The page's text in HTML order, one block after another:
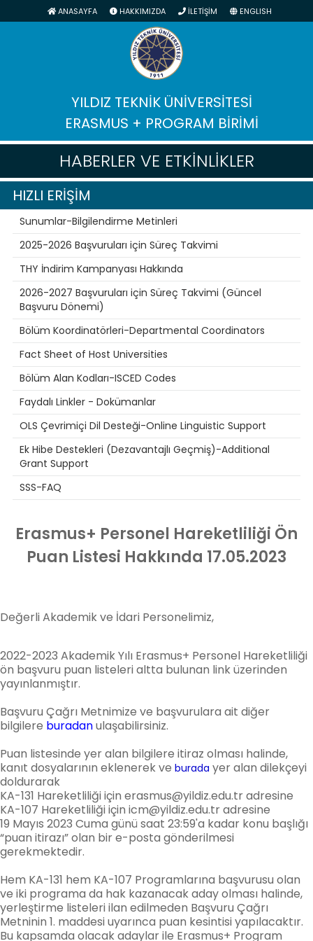
ANASAYFA HAKKIMIZDA İLETİŞİM ENGLISH
YILDIZ TEKNİK ÜNİVERSİTESİ
ERASMUS + PROGRAM BİRİMİ
HABERLER VE ETKİNLİKLER
HIZLI ERİŞİM
Sunumlar-Bilgilendirme Metinleri
2025-2026 Başvuruları için Süreç Takvimi
THY İndirim Kampanyası Hakkında
2026-2027 Başvuruları için Süreç Takvimi (Güncel
Başvuru Dönemi)
Bölüm Koordinatörleri-Departmental Coordinators
Fact Sheet of Host Universities
Bölüm Alan Kodları-ISCED Codes
Faydalı Linkler - Dokümanlar
OLS Çevrimiçi Dil Desteği-Online Linguistic Support
Ek Hibe Destekleri (Dezavantajlı Geçmiş)-Additional
Grant Support
SSS-FAQ
Erasmus+ Personel Hareketliliği Ön
Puan Listesi Hakkında 17.05.2023
Değerli Akademik ve İdari Personelimiz,
2022-2023 Akademik Yılı Erasmus+ Personel Hareketliliği
ön başvuru puan listeleri altta bulunan link üzerinden
yayınlanmıştır.
Başvuru Çağrı Metnimize ve başvurulara ait diğer
bilgilere buradanulaşabilirsiniz.
Puan listesinde yer alan bilgilere itiraz olması halinde,
kanıt dosyalarının eklenerek ve burada yer alan dilekçeyi
doldurarak
KA-131 Hareketliliği için erasmus@yildiz.edu.tr adresine
KA-107 Hareketliliği için icm@yildiz.edu.tr adresine
19 Mayıs 2023 Cuma günü saat 23:59'a kadar konu başlığı
“puan itirazı” olan bir e-posta gönderilmesi
gerekmektedir.
Hem KA-131 hem KA-107 Programlarına başvurusu olan
ve iki programa da hak kazanacak aday olması halinde,
yerleştirme listeleri ilan edilmeden Başvuru Çağrı
Metninin 1. maddesi uyarınca puan kesintisi yapılacaktır.
Bu kapsamda olacak adaylar ile Erasmus+ Program